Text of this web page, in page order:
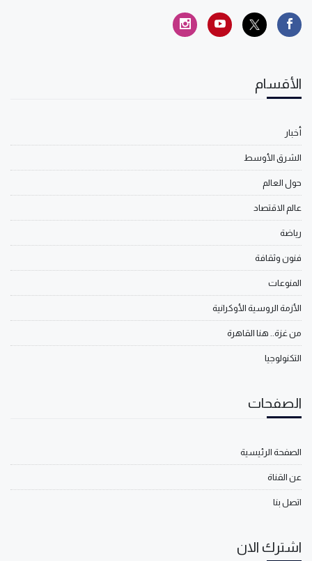
الأقسام
أخبار
الشرق الأوسط
حول العالم
عالم الاقتصاد
رياضة
فنون وثقافة
المنوعات
الأزمة الروسية الأوكرانية
من غزة.. هنا القاهرة
التكنولوجيا
الصفحات
الصفحة الرئيسية
عن القناة
اتصل بنا
اشترك الان